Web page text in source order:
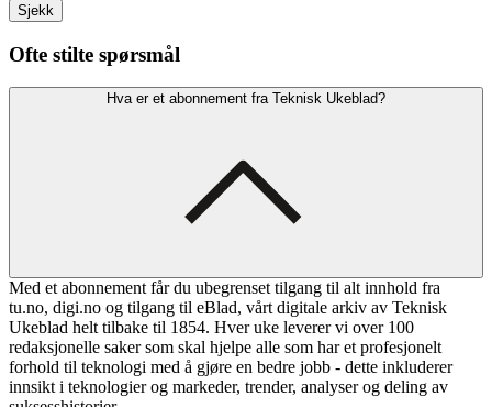
Sjekk
Ofte stilte spørsmål
Hva er et abonnement fra Teknisk Ukeblad?
Med et abonnement får du ubegrenset tilgang til alt innhold fra
tu.no, digi.no og tilgang til eBlad, vårt digitale arkiv av Teknisk
Ukeblad helt tilbake til 1854. Hver uke leverer vi over 100
redaksjonelle saker som skal hjelpe alle som har et profesjonelt
forhold til teknologi med å gjøre en bedre jobb - dette inkluderer
innsikt i teknologier og markeder, trender, analyser og deling av